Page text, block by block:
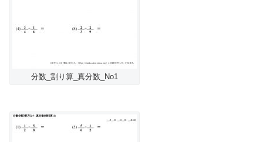
分数_割り算_真分数_No1